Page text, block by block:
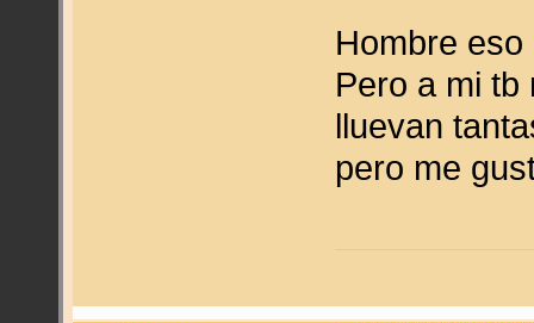
Hombre
Pero a mi tb
lluevan
pero me